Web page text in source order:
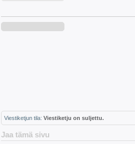
Viestiketjun tila: Viestiketju on suljettu.
Jaa tämä sivu